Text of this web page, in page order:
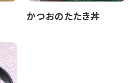
かつおのたたき丼